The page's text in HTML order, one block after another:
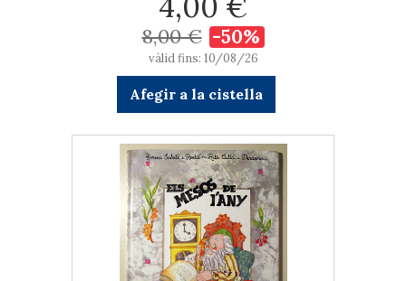
8,00 € -50%
vàlid fins: 10/08/26
Afegir a la cistella